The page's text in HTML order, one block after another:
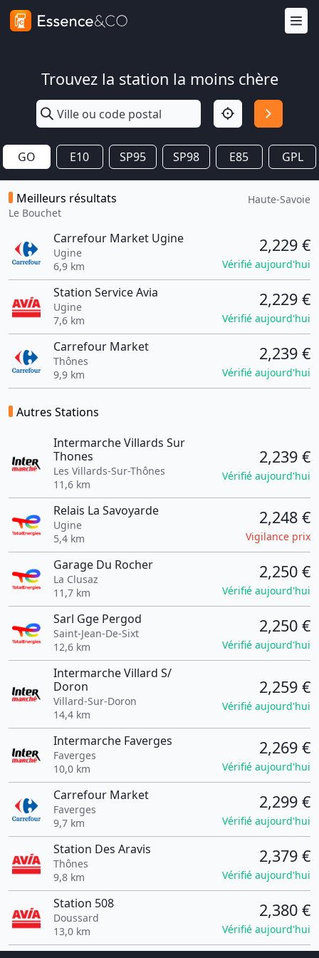
Trouvez la station la moins chère
GO E10 SP95 SP98 E85 GPL
Meilleurs résultats
Le Bouchet
Haute-Savoie
Carrefour Market Ugine
Ugine
6,9 km
2,229 €
Vérifié aujourd'hui
Station Service Avia
Ugine
7,6 km
2,229 €
Vérifié aujourd'hui
Carrefour Market
Thônes
9,9 km
2,239 €
Vérifié aujourd'hui
Autres Stations
Intermarche Villards Sur
Thones
Les Villards-Sur-Thônes
11,6 km
2,239 €
Vérifié aujourd'hui
Relais La Savoyarde
Ugine
5,4 km
2,248 €
Vigilance prix
Garage Du Rocher
La Clusaz
11,7 km
2,250 €
Vérifié aujourd'hui
Sarl Gge Pergod
Saint-Jean-De-Sixt
12,6 km
2,250 €
Vérifié aujourd'hui
Intermarche Villard S/
Doron
Villard-Sur-Doron
14,4 km
2,259 €
Vérifié aujourd'hui
Intermarche Faverges
Faverges
10,0 km
2,269 €
Vérifié aujourd'hui
Carrefour Market
Faverges
9,7 km
2,299 €
Vérifié aujourd'hui
Station Des Aravis
Thônes
9,8 km
2,379 €
Vérifié aujourd'hui
Station 508
Doussard
13,0 km
2,380 €
Vérifié aujourd'hui